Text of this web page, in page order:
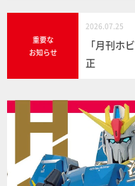
重要な
お知らせ
2026.07.25
「月刊ホ
正